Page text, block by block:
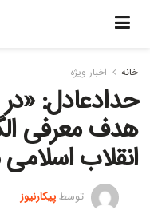
خانه اخبار ویژه
حدادعادل:
هدف معرفی
انقلاب
توسطپیکارنیوز